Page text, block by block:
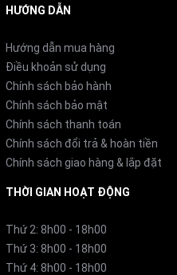
HƯỚNG DẪN
Hướng dẫn mua hàng
Điều khoản sử dụng
Chính sách bảo hành
Chính sách bảo mật
Chính sách thanh toán
Chính sách đổi trả & hoàn tiền
Chính sách giao hàng & lắp đặt
THỜI GIAN HOẠT ĐỘNG
Thứ 2: 8h00 - 18h00
Thứ 3: 8h00 - 18h00
Thứ 4: 8h00 - 18h00